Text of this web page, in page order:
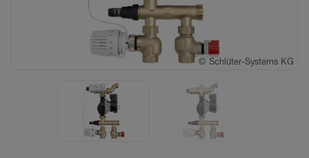
© Schlüter-Systems KG
© Schlüter-Systems KG